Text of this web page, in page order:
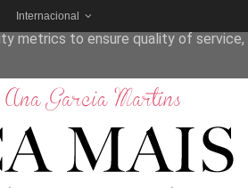
Internacional
to analyze traffic. Your IP address
metrics to ensure quality of service,